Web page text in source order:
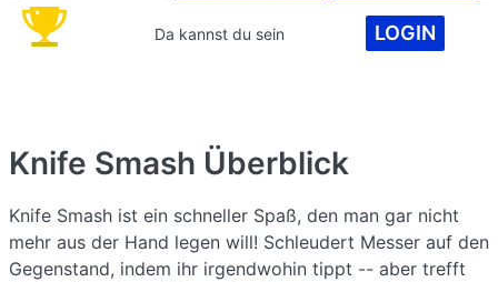
Da kannst du sein LOGIN
Knife Smash Überblick
Knife Smash ist ein schneller Spaß, den man gar nicht
mehr aus der Hand legen will! Schleudert Messer auf den
Gegenstand, indem ihr irgendwohin tippt -- aber trefft